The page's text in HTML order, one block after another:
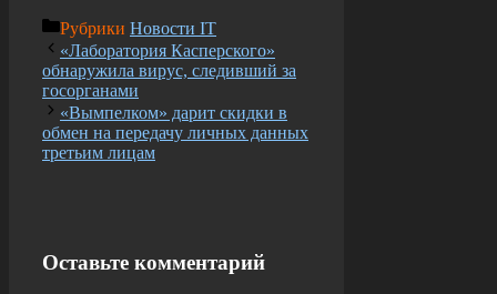
Рубрики Новости IT
«Лаборатория Касперского»
обнаружила вирус, следивший за
госорганами
«Вымпелком» дарит скидки в
обмен на передачу личных данных
третьим лицам
Оставьте комментарий